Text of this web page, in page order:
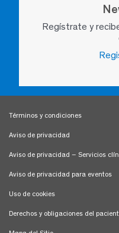
Regístrate y
Términos y condiciones
Aviso de privacidad
Aviso de privacidad – Servicios
Aviso de privacidad para eventos
Uso de cookies
Derechos y obligaciones del